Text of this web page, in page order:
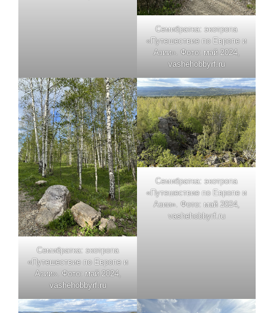
Семибратка: экотропа
«Путешествие по Европе и
Азии». Фото: май 2024,
vashehobbyrf.ru
Семибратка: экотропа
«Путешествие по Европе и
Азии». Фото: май 2024,
vashehobbyrf.ru
Семибратка: экотропа
«Путешествие по Европе и
Азии». Фото: май 2024,
vashehobbyrf.ru